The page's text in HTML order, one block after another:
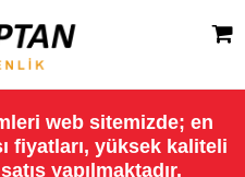
web sitemizde; en
fiyatları, yüksek kaliteli
yapılmaktadır.